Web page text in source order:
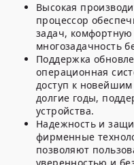
Высокая
процессор
задач,
многозадачность
Поддержка
операционная
доступ к
долгие годы,
устройства.
Надежность и
фирменные
позволяют